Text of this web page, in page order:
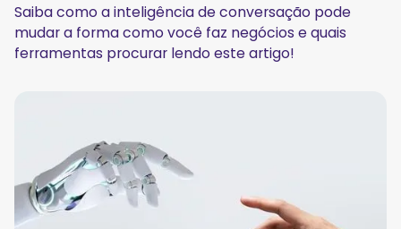
Saiba como a inteligência de conversação pode
mudar a forma como você faz negócios e quais
ferramentas procurar lendo este artigo!